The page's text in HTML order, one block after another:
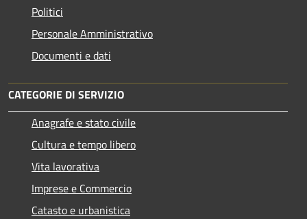
Politici
Personale Amministrativo
Documenti e dati
CATEGORIE DI SERVIZIO
Anagrafe e stato civile
Cultura e tempo libero
Vita lavorativa
Imprese e Commercio
Catasto e urbanistica